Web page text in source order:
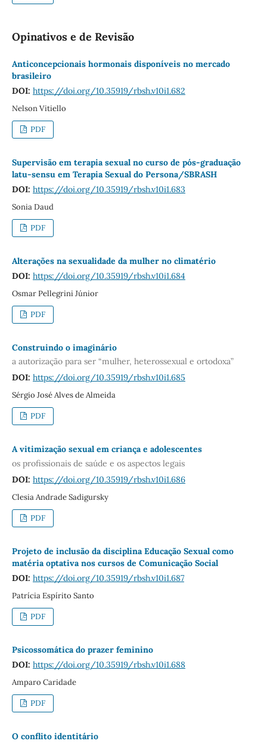
Opinativos e de Revisão
Anticoncepcionais hormonais disponíveis no mercado
brasileiro
DOI: https://doi.org/10.35919/rbsh.v10i1.682
Nelson Vitiello
PDF
Supervisão em terapia sexual no curso de pós-graduação
latu-sensu em Terapia Sexual do Persona/SBRASH
DOI: https://doi.org/10.35919/rbsh.v10i1.683
Sonia Daud
PDF
Alterações na sexualidade da mulher no climatério
DOI: https://doi.org/10.35919/rbsh.v10i1.684
Osmar Pellegrini Júnior
PDF
Construindo o imaginário
a autorização para ser “mulher, heterossexual e ortodoxa”
DOI: https://doi.org/10.35919/rbsh.v10i1.685
Sérgio José Alves de Almeida
PDF
A vitimização sexual em criança e adolescentes
os profissionais de saúde e os aspectos legais
DOI: https://doi.org/10.35919/rbsh.v10i1.686
Clesia Andrade Sadigursky
PDF
Projeto de inclusão da disciplina Educação Sexual como
matéria optativa nos cursos de Comunicação Social
DOI: https://doi.org/10.35919/rbsh.v10i1.687
Patrícia Espírito Santo
PDF
Psicossomática do prazer feminino
DOI: https://doi.org/10.35919/rbsh.v10i1.688
Amparo Caridade
PDF
O conflito identitário